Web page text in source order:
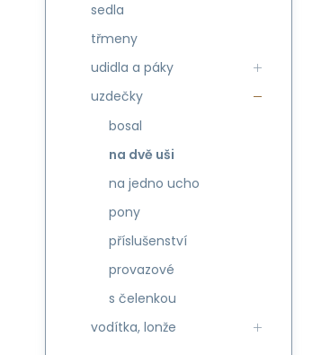
sedla
třmeny
udidla a páky
uzdečky
bosal
na dvě uši
na jedno ucho
pony
příslušenství
provazové
s čelenkou
vodítka, lonže